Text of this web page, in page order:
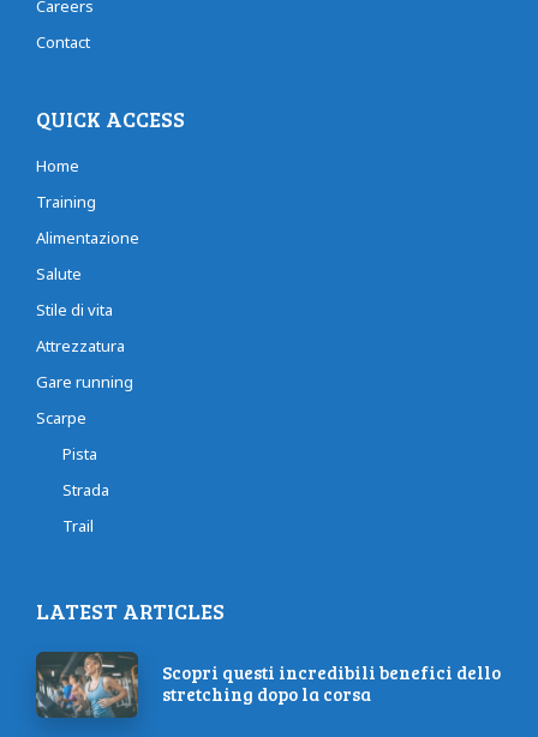
Careers
Contact
QUICK ACCESS
Home
Training
Alimentazione
Salute
Stile di vita
Attrezzatura
Gare running
Scarpe
Pista
Strada
Trail
LATEST ARTICLES
Scopri questi incredibili benefici dello
stretching dopo la corsa